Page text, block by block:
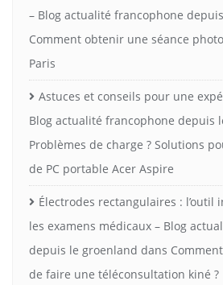
– Blog actualité francophone
Comment obtenir une séance
Paris
Astuces et conseils pour une
Blog actualité francophone depuis
Problèmes de charge ? Solutions
de PC portable Acer Aspire
Électrodes rectangulaires : l’outil
les examens médicaux – Blog
depuis le groenland dans
de faire une téléconsultation kiné ?